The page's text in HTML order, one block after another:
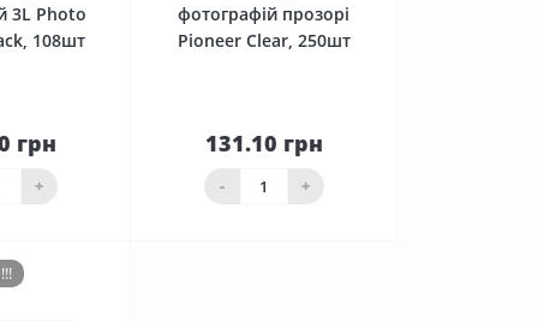
3L Photo
108шт
грн
+
До
фотографій прозорі
Pioneer Clear, 250шт
131.10 грн
- +
До
кошика